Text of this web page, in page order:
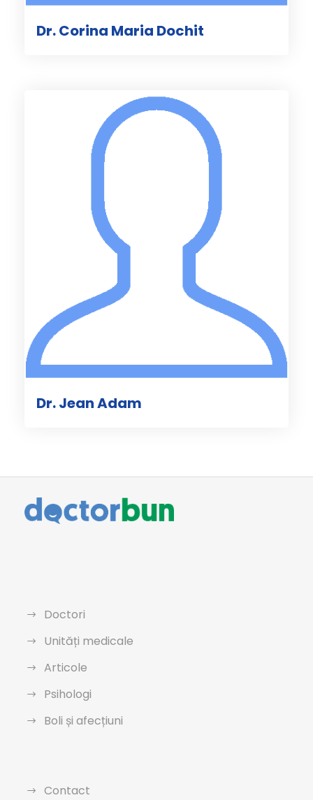
Dr. Corina Maria Dochit
Dr. Jean Adam
Doctori
Unități medicale
Articole
Psihologi
Boli și afecțiuni
Contact